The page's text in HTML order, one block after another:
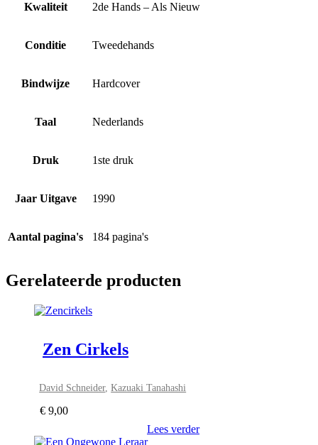
Kwaliteit 2de Hands – Als Nieuw
Conditie Tweedehands
Bindwijze Hardcover
Taal Nederlands
Druk 1ste druk
Jaar Uitgave 1990
Aantal pagina's 184 pagina's
Gerelateerde producten
Zen Cirkels
David Schneider,Kazuaki Tanahashi
€ 9,00
Lees verder